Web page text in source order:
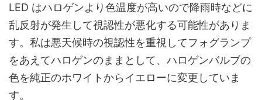
LED はハロゲンより色温度が高いので降雨時などに
乱反射が発生して視認性が悪化する可能性がありま
す。私は悪天候時の視認性を重視してフォグランプ
をあえてハロゲンのままとして、ハロゲンバルブの
色を純正のホワイトからイエローに変更していま
す。